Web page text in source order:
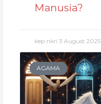
Manusia?
kep nkri3 August 2025
AGAMA